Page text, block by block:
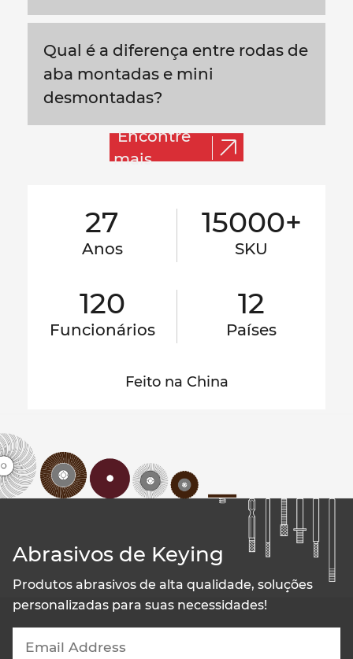
27
Anos
15000+
SKU
120
Funcionários
12
Países
Feito na China
Qual é a diferença entre rodas de
aba montadas e mini
desmontadas?
Encontre
mais
Abrasivos de Keying
Produtos abrasivos de alta qualidade, soluções
personalizadas para suas necessidades!